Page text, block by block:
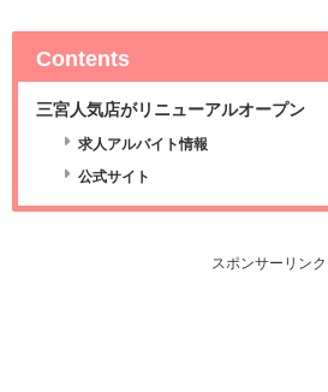
Contents
三宮人気店がリニューアルオープン
求人アルバイト情報
公式サイト
スポンサーリンク